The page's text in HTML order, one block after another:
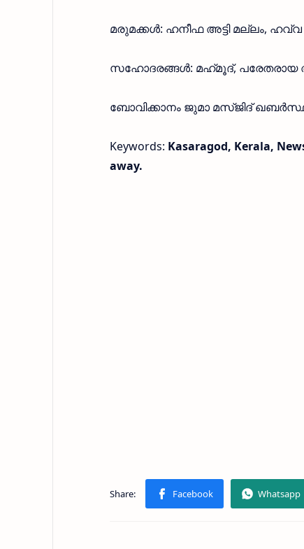
മരുമക്കൾ: ഹനീഫ അട്ടി മല്ലം,
സഹോദരങ്ങൾ: മഹ്‌മൂദ്‌, പരേതരായ
ബോവിക്കാനം ജുമാ മസ്‌ജിദ്‌
Keywords: Kasaragod, Kerala,
away.